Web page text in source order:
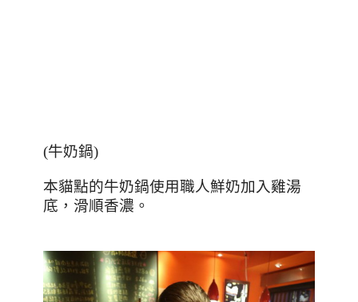
(牛奶鍋)
本貓點的牛奶鍋使用職人鮮奶加入雞湯
底，滑順香濃。